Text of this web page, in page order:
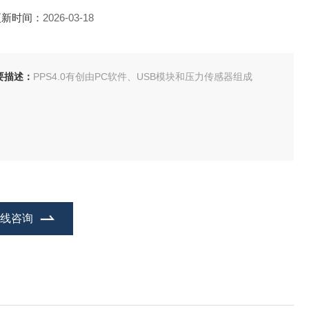
时间： 2026-03-18
描述： PPS4.0有创由PC软件、USB模块和压力传感器组成
咨询